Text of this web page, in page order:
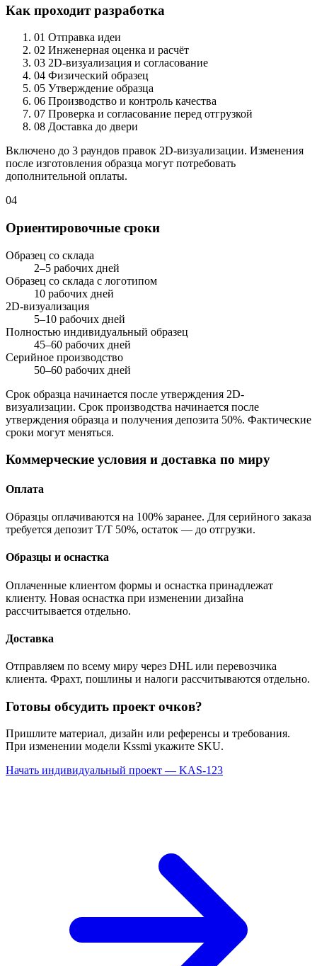
Как проходит разработка
01 Отправка идеи
02 Инженерная оценка и расчёт
03 2D-визуализация и согласование
04 Физический образец
05 Утверждение образца
06 Производство и контроль качества
07 Проверка и согласование перед отгрузкой
08 Доставка до двери
Включено до 3 раундов правок 2D-визуализации. Изменения
после изготовления образца могут потребовать
дополнительной оплаты.
04
Ориентировочные сроки
Образец со склада
2–5 рабочих дней
Образец со склада с логотипом
10 рабочих дней
2D-визуализация
5–10 рабочих дней
Полностью индивидуальный образец
45–60 рабочих дней
Серийное производство
50–60 рабочих дней
Срок образца начинается после утверждения 2D-
визуализации. Срок производства начинается после
утверждения образца и получения депозита 50%. Фактические
сроки могут меняться.
Коммерческие условия и доставка по миру
Оплата
Образцы оплачиваются на 100% заранее. Для серийного заказа
требуется депозит T/T 50%, остаток — до отгрузки.
Образцы и оснастка
Оплаченные клиентом формы и оснастка принадлежат
клиенту. Новая оснастка при изменении дизайна
рассчитывается отдельно.
Доставка
Отправляем по всему миру через DHL или перевозчика
клиента. Фрахт, пошлины и налоги рассчитываются отдельно.
Готовы обсудить проект очков?
Пришлите материал, дизайн или референсы и требования.
При изменении модели Kssmi укажите SKU.
Начать индивидуальный проект — KAS-123